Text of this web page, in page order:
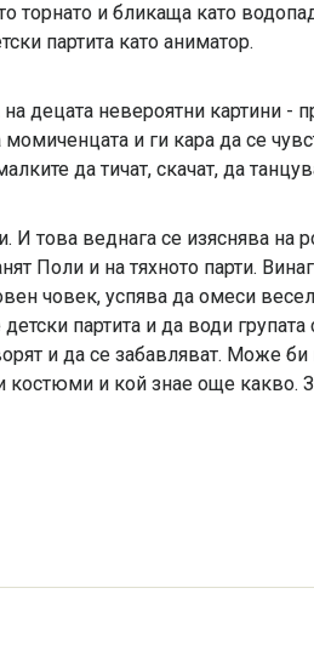
торнато и бликаща като
партита като аниматор.
на децата невероятни картини
и ги кара да се
да тичат, скачат, да
И това веднага се изяснява на
Поли и на тяхното парти.
човек, успява да омеси
партита и да води
и да се забавляват. Може
костюми и кой знае още какво.